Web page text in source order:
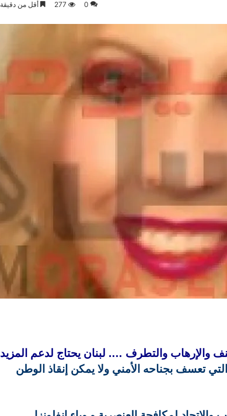
0
277 أقل من دقيقة
والإرهاب والتطرف …. لبنان يحتاج لدعم المزيد
تعسف بجناحه الأمني ولا يمكن إنقاذ الوطن